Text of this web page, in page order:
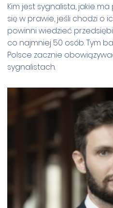
Kim jest sygnalista, jakie
się w prawie, jeśli chodzi o
powinni wiedzieć
co najmniej 50 osób. Tym
Polsce zacznie
sygnalistach.